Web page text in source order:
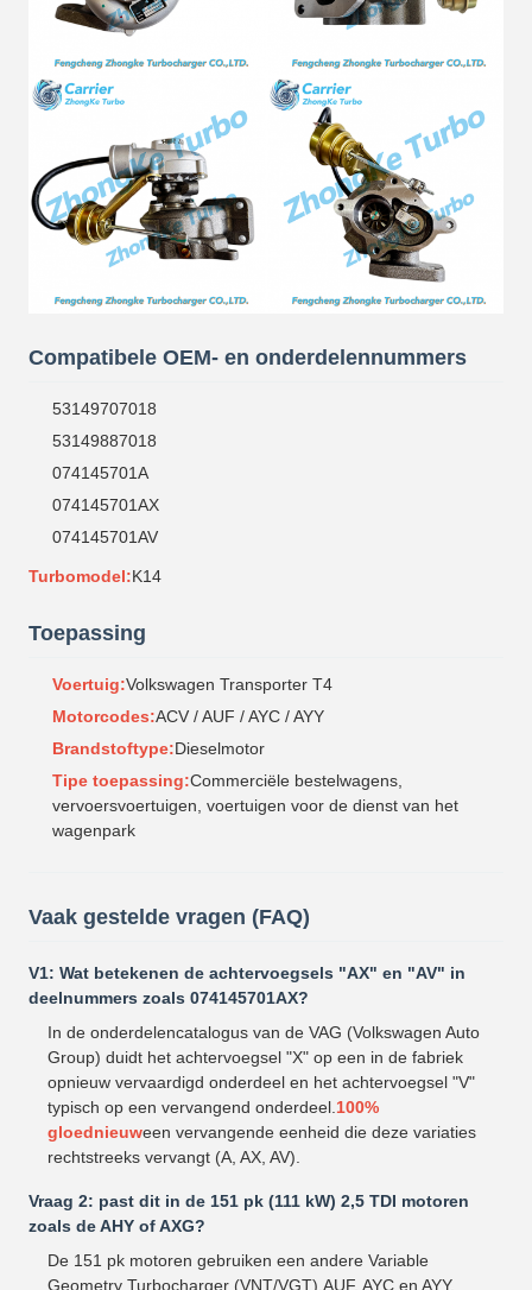
Compatibele OEM- en onderdelennummers
53149707018
53149887018
074145701A
074145701AX
074145701AV
Turbomodel:K14
Toepassing
Voertuig:Volkswagen Transporter T4
Motorcodes:ACV / AUF / AYC / AYY
Brandstoftype:Dieselmotor
Tipe toepassing:Commerciële bestelwagens,
vervoersvoertuigen, voertuigen voor de dienst van het
wagenpark
Vaak gestelde vragen (FAQ)
V1: Wat betekenen de achtervoegsels "AX" en "AV" in
deelnummers zoals 074145701AX?
In de onderdelencatalogus van de VAG (Volkswagen Auto
Group) duidt het achtervoegsel "X" op een in de fabriek
opnieuw vervaardigd onderdeel en het achtervoegsel "V"
typisch op een vervangend onderdeel.100%
gloednieuween vervangende eenheid die deze variaties
rechtstreeks vervangt (A, AX, AV).
Vraag 2: past dit in de 151 pk (111 kW) 2,5 TDI motoren
zoals de AHY of AXG?
De 151 pk motoren gebruiken een andere Variable
Geometry Turbocharger (VNT/VGT).AUF, AYC en AYY.